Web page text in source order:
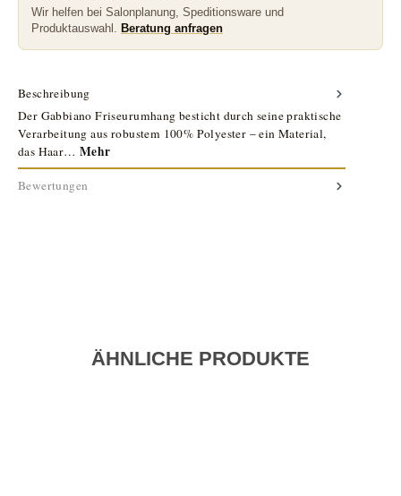
Wir helfen bei Salonplanung, Speditionsware und
Produktauswahl.
Beratung anfragen
Beschreibung
Der Gabbiano Friseurumhang besticht durch seine praktische
Verarbeitung aus robustem 100% Polyester – ein Material,
das Haar…Mehr
Bewertungen
ÄHNLICHE PRODUKTE